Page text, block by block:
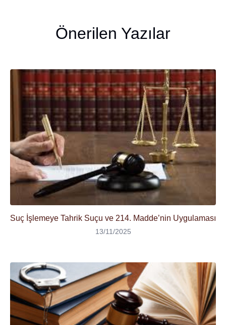
Önerilen Yazılar
Suç İşlemeye Tahrik Suçu ve 214. Madde’nin Uygulaması
13/11/2025